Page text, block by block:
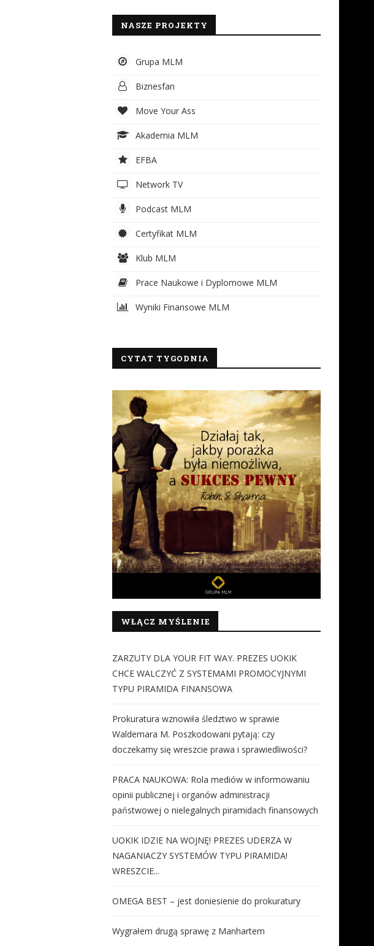
NASZE PROJEKTY
Grupa MLM
Biznesfan
Move Your Ass
Akademia MLM
EFBA
Network TV
Podcast MLM
Certyfikat MLM
Klub MLM
Prace Naukowe i Dyplomowe MLM
Wyniki Finansowe MLM
CYTAT TYGODNIA
WŁĄCZ MYŚLENIE
ZARZUTY DLA YOUR FIT WAY. PREZES UOKIK
CHCE WALCZYĆ Z SYSTEMAMI PROMOCYJNYMI
TYPU PIRAMIDA FINANSOWA
Prokuratura wznowiła śledztwo w sprawie
Waldemara M. Poszkodowani pytają: czy
doczekamy się wreszcie prawa i sprawiedliwości?
PRACA NAUKOWA: Rola mediów w informowaniu
opinii publicznej i organów administracji
państwowej o nielegalnych piramidach finansowych
UOKIK IDZIE NA WOJNĘ! PREZES UDERZA W
NAGANIACZY SYSTEMÓW TYPU PIRAMIDA!
WRESZCIE...
OMEGA BEST – jest doniesienie do prokuratury
Wygrałem drugą sprawę z Manhartem